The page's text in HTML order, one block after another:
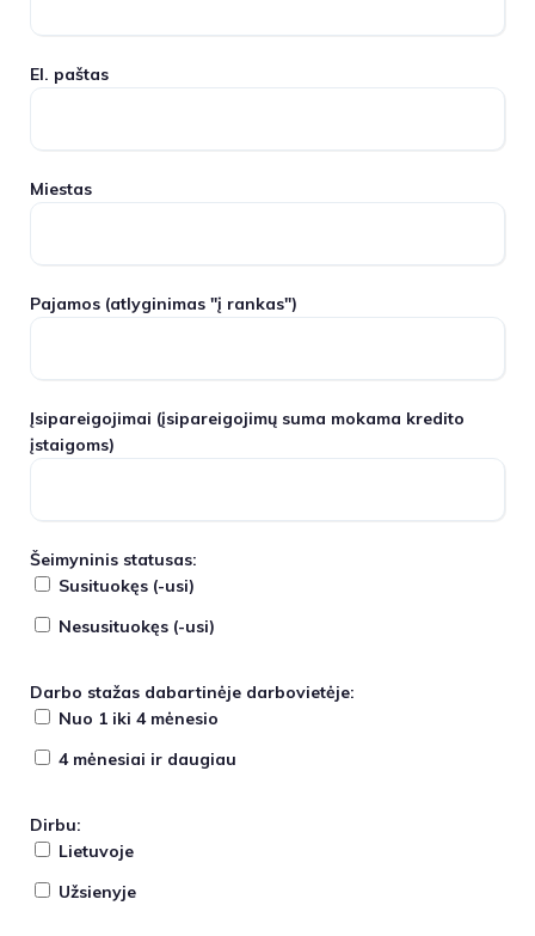
El. paštas
Miestas
Pajamos (atlyginimas "į rankas")
Įsipareigojimai (įsipareigojimų suma mokama kredito
įstaigoms)
Šeimyninis statusas:
Susituokęs (-usi)
Nesusituokęs (-usi)
Darbo stažas dabartinėje darbovietėje:
Nuo 1 iki 4 mėnesio
4 mėnesiai ir daugiau
Dirbu:
Lietuvoje
Užsienyje